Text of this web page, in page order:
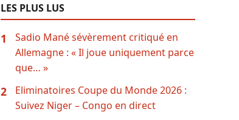
LES PLUS LUS
1
Sadio Mané sévèrement critiqué en
Allemagne : « Il joue uniquement parce
que… »
2
Eliminatoires Coupe du Monde 2026 :
Suivez Niger – Congo en direct